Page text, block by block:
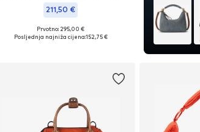
211,50 €
Dostupne veličine: One Size
Prvotno: 295,00 €
Posljednja najniža cijena:152,75 €